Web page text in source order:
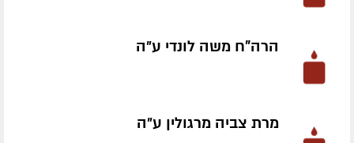
הרה"ח משה לונדי ע״ה
מרת צביה מרגולין ע״ה